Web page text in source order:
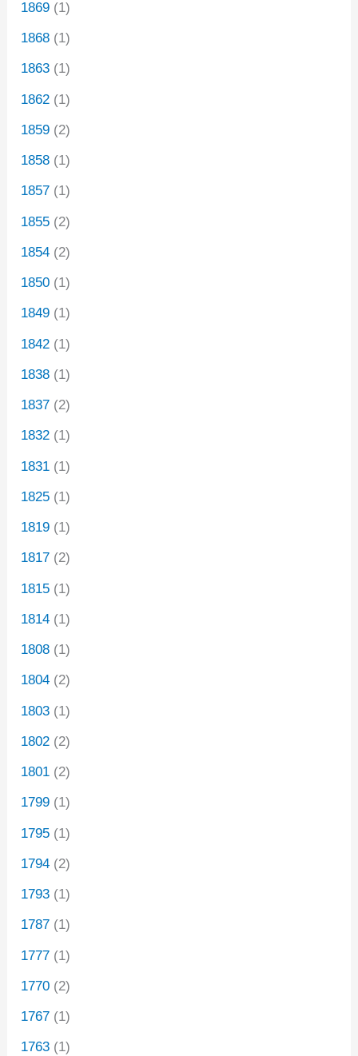
1869 (1)
1868 (1)
1863 (1)
1862 (1)
1859 (2)
1858 (1)
1857 (1)
1855 (2)
1854 (2)
1850 (1)
1849 (1)
1842 (1)
1838 (1)
1837 (2)
1832 (1)
1831 (1)
1825 (1)
1819 (1)
1817 (2)
1815 (1)
1814 (1)
1808 (1)
1804 (2)
1803 (1)
1802 (2)
1801 (2)
1799 (1)
1795 (1)
1794 (2)
1793 (1)
1787 (1)
1777 (1)
1770 (2)
1767 (1)
1763 (1)